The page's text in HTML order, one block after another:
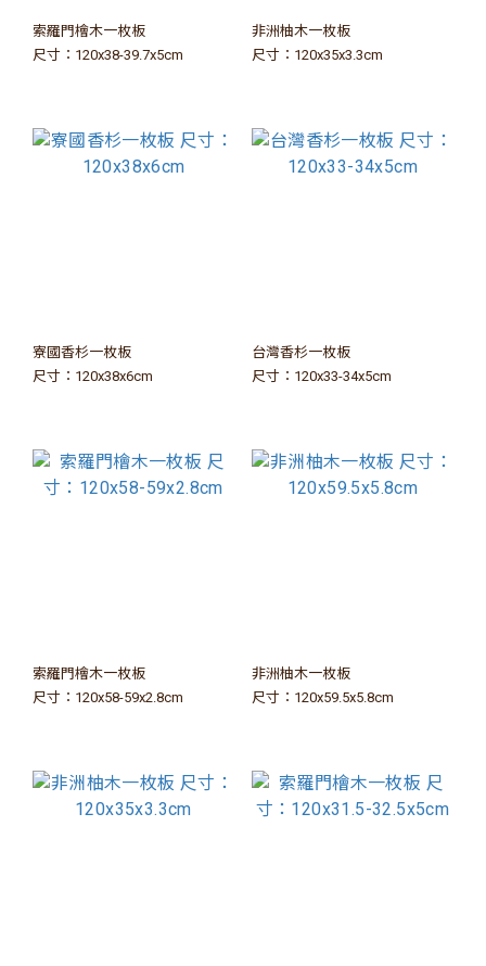
索羅門檜木一枚板
尺寸：120x38-39.7x5cm
非洲柚木一枚板
尺寸：120x35x3.3cm
寮國香杉一枚板
尺寸：120x38x6cm
台灣香杉一枚板
尺寸：120x33-34x5cm
索羅門檜木一枚板
尺寸：120x58-59x2.8cm
非洲柚木一枚板
尺寸：120x59.5x5.8cm